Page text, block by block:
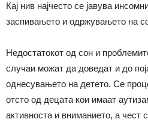
Кај нив најчесто се јавува
заспивањето и одржувањето на
Недостатокот од сон и
случаи можат да доведат и до
однесувањето на детето. Се
отсто од децата кои имаат
активноста и вниманието, а чест